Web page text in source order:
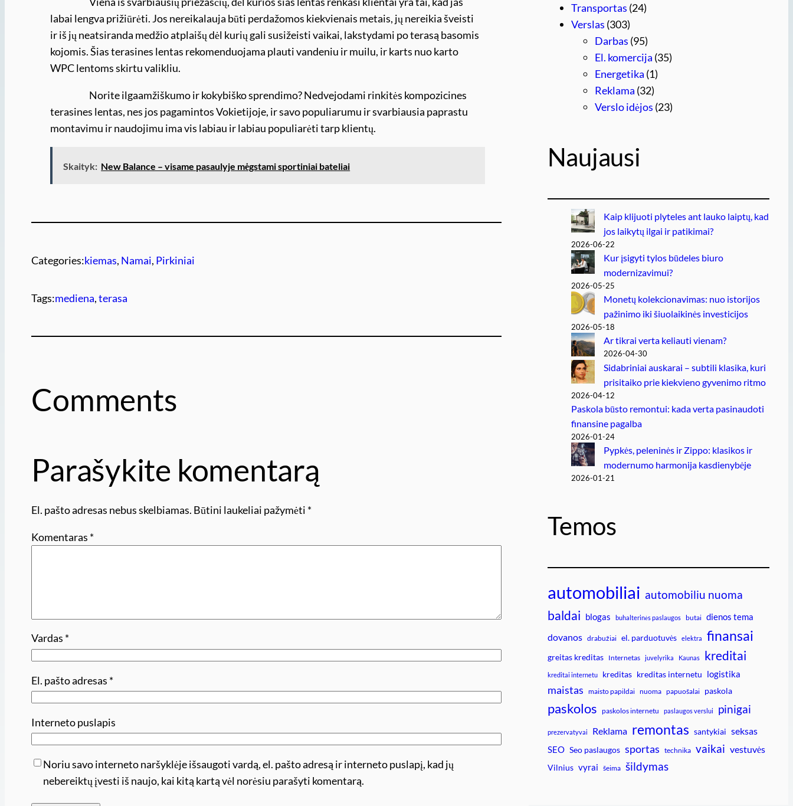
labai lengva prižiūrėti. Jos nereikalauja būti perdažomos kiekvienais metais, jų nereikia šveisti
ir iš jų neatsiranda medžio atplaišų dėl kurių gali susižeisti vaikai, lakstydami po terasą basomis
kojomis. Šias terasines lentas rekomenduojama plauti vandeniu ir muilu, ir karts nuo karto
WPC lentoms skirtu valikliu.
Norite ilgaamžiškumo ir kokybiško sprendimo? Nedvejodami rinkitės kompozicines
terasines lentas, nes jos pagamintos Vokietijoje, ir savo populiarumu ir svarbiausia paprastu
montavimu ir naudojimu ima vis labiau ir labiau populiarėti tarp klientų.
Skaityk: New Balance – visame pasaulyje mėgstami sportiniai bateliai
Categories:kiemas, Namai, Pirkiniai
Tags:mediena, terasa
Comments
Parašykite komentarą
El. pašto adresas nebus skelbiamas. Būtini laukeliai pažymėti *
Komentaras *
Vardas *
El. pašto adresas *
Interneto puslapis
Noriu savo interneto naršyklėje išsaugoti vardą, el. pašto adresą ir interneto puslapį, kad jų
nebereiktų įvesti iš naujo, kai kitą kartą vėl norėsiu parašyti komentarą.
Transportas (24)
Verslas (303)
Darbas (95)
El. komercija (35)
Energetika (1)
Reklama (32)
Verslo idėjos (23)
Naujausi
Kaip klijuoti plyteles ant lauko laiptų, kad
jos laikytų ilgai ir patikimai?
2026-06-22
Kur įsigyti tylos būdeles biuro
modernizavimui?
2026-05-25
Monetų kolekcionavimas: nuo istorijos
pažinimo iki šiuolaikinės investicijos
2026-05-18
Ar tikrai verta keliauti vienam?
2026-04-30
Sidabriniai auskarai – subtili klasika, kuri
prisitaiko prie kiekvieno gyvenimo ritmo
2026-04-12
Paskola būsto remontui: kada verta pasinaudoti
finansine pagalba
2026-01-24
Pypkės, peleninės ir Zippo: klasikos ir
modernumo harmonija kasdienybėje
2026-01-21
Temos
automobiliai automobiliu nuoma
baldai blogas buhalterinės paslaugos butai dienos tema
dovanos drabužiai el. parduotuvės elektra finansai
greitas kreditas Internetas juvelyrika Kaunas kreditai
kreditai internetu kreditas kreditas internetu logistika
maistas maisto papildai nuoma papuošalai paskola
paskolos paskolos internetu paslaugos verslui pinigai
prezervatyvai Reklama remontas santykiai seksas
SEO Seo paslaugos sportas technika vaikai vestuvės
Vilnius vyrai šeima šildymas